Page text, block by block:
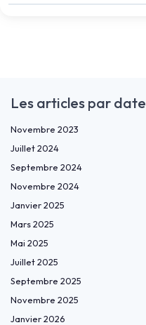
Les articles par date
Novembre 2023
Juillet 2024
Septembre 2024
Novembre 2024
Janvier 2025
Mars 2025
Mai 2025
Juillet 2025
Septembre 2025
Novembre 2025
Janvier 2026